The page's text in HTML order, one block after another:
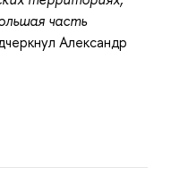
часть
Александр